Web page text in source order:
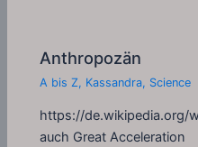
Anthropozän
A bis Z, Kassandra, Science
https://de.wikipedia.org/
auch Great Acceleration